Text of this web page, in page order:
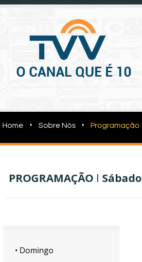
Home • Sobre Nós • Programação
PROGRAMAÇÃO l Sábado
• Domingo